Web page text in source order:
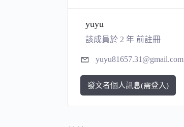
yuyu
該成員於 2 年 前註冊
yuyu81657.31@gmail.com
發文者個人訊息(需登入)